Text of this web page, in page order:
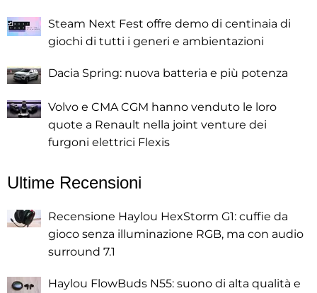
Steam Next Fest offre demo di centinaia di
giochi di tutti i generi e ambientazioni
Dacia Spring: nuova batteria e più potenza
Volvo e CMA CGM hanno venduto le loro
quote a Renault nella joint venture dei
furgoni elettrici Flexis
Ultime Recensioni
Recensione Haylou HexStorm G1: cuffie da
gioco senza illuminazione RGB, ma con audio
surround 7.1
Haylou FlowBuds N55: suono di alta qualità e